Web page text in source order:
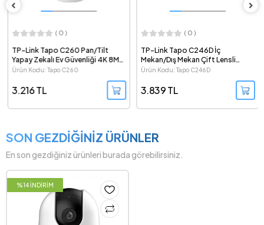
( 0 )
TP-Link Tapo C260 Pan/Tilt
Yapay Zekalı Ev Güvenliği 4K 8MP
Wi-Fi Kamera
Ürün Kodu: Tapo C260
3.216 TL
( 0 )
TP-Link Tapo C246D İç
Mekan/Dış Mekan Çift Lensli
Pan/Tilt 2K 3MP Güvenlik
Ürün Kodu: Tapo C246D
3.839 TL
SON GEZDİĞİNİZ ÜRÜNLER
En son gezdiğiniz ürünleri burada görebilirsiniz.
%14 İNDİRİM